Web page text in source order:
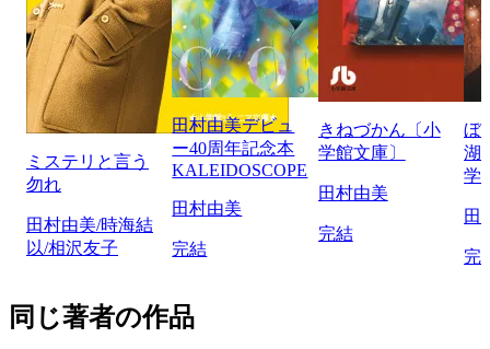
ミステリと言う
勿れ
田村由美/時海結
以/相沢友子
田村由美デビュ
ー40周年記念本
KALEIDOSCOPE
田村由美
完結
きねづかん〔小
学館文庫〕
田村由美
完結
ぼ
湖
学
田
完
同じ著者の作品